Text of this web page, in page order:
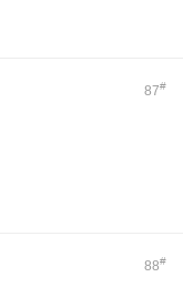
87#
88#